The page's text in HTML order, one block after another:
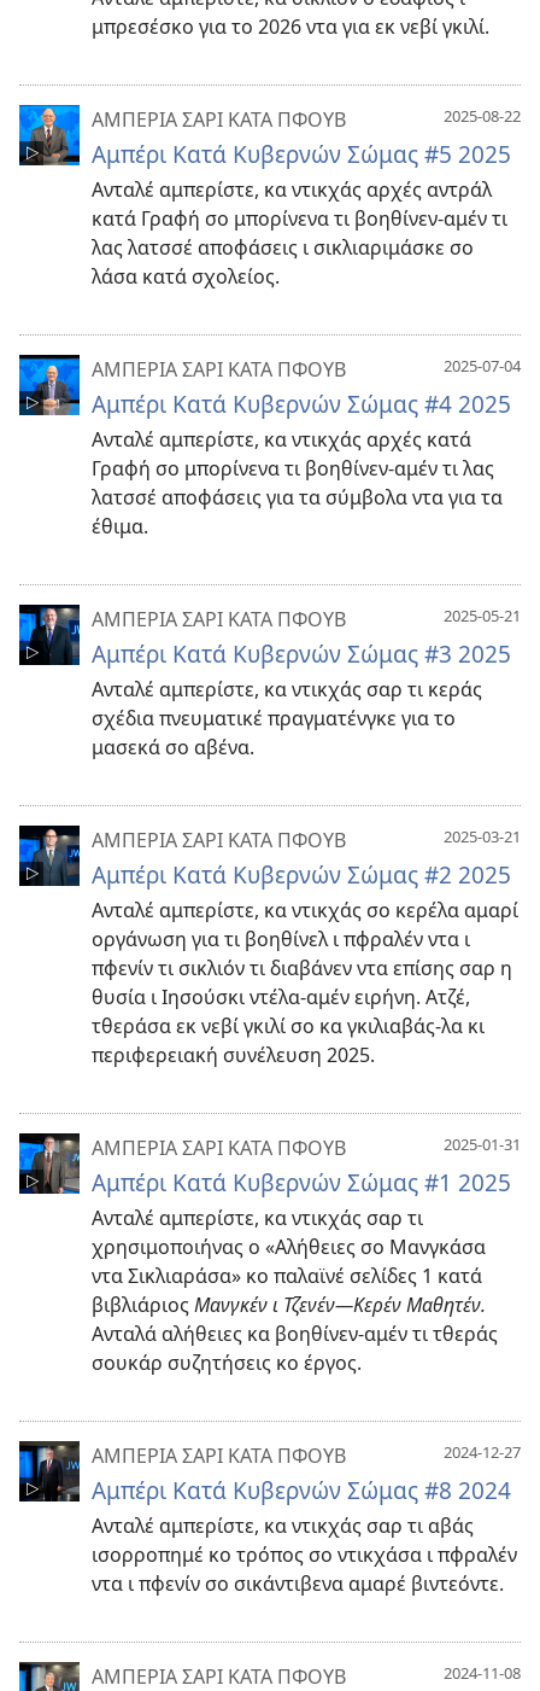
μπρεσέσκο για το 2026 ντα για εκ νεβί γκιλί.
2025-08-22
ΑΜΠΕΡΙΑ ΣΑΡΙ ΚΑΤΑ ΠΦΟΥΒ
Αμπέρι Κατά Κυβερνών Σώμας #5 2025
Ανταλέ αμπερίστε, κα ντικχάς αρχές αντράλ
κατά Γραφή σο μπορίνενα τι βοηθίνεν-αμέν τι
λας λατσσέ αποφάσεις ι σικλιαριμάσκε σο
λάσα κατά σχολείος.
2025-07-04
ΑΜΠΕΡΙΑ ΣΑΡΙ ΚΑΤΑ ΠΦΟΥΒ
Αμπέρι Κατά Κυβερνών Σώμας #4 2025
Ανταλέ αμπερίστε, κα ντικχάς αρχές κατά
Γραφή σο μπορίνενα τι βοηθίνεν-αμέν τι λας
λατσσέ αποφάσεις για τα σύμβολα ντα για τα
έθιμα.
2025-05-21
ΑΜΠΕΡΙΑ ΣΑΡΙ ΚΑΤΑ ΠΦΟΥΒ
Αμπέρι Κατά Κυβερνών Σώμας #3 2025
Ανταλέ αμπερίστε, κα ντικχάς σαρ τι κεράς
σχέδια πνευματικέ πραγματένγκε για το
μασεκά σο αβένα.
2025-03-21
ΑΜΠΕΡΙΑ ΣΑΡΙ ΚΑΤΑ ΠΦΟΥΒ
Αμπέρι Κατά Κυβερνών Σώμας #2 2025
Ανταλέ αμπερίστε, κα ντικχάς σο κερέλα αμαρί
οργάνωση για τι βοηθίνελ ι πφραλέν ντα ι
πφενίν τι σικλιόν τι διαβάνεν ντα επίσης σαρ η
θυσία ι Ιησούσκι ντέλα-αμέν ειρήνη. Ατζέ,
τθεράσα εκ νεβί γκιλί σο κα γκιλιαβάς-λα κι
περιφερειακή συνέλευση 2025.
2025-01-31
ΑΜΠΕΡΙΑ ΣΑΡΙ ΚΑΤΑ ΠΦΟΥΒ
Αμπέρι Κατά Κυβερνών Σώμας #1 2025
Ανταλέ αμπερίστε, κα ντικχάς σαρ τι
χρησιμοποιήνας ο «Αλήθειες σο Μανγκάσα
ντα Σικλιαράσα» κο παλαϊνέ σελίδες 1 κατά
βιβλιάριος Μανγκέν ι Τζενέν—Κερέν Μαθητέν.
Ανταλά αλήθειες κα βοηθίνεν-αμέν τι τθεράς
σουκάρ συζητήσεις κο έργος.
2024-12-27
ΑΜΠΕΡΙΑ ΣΑΡΙ ΚΑΤΑ ΠΦΟΥΒ
Αμπέρι Kατά Κυβερνών Σώμας #8 2024
Ανταλέ αμπερίστε, κα ντικχάς σαρ τι αβάς
ισορροπημέ κο τρόπος σο ντικχάσα ι πφραλέν
ντα ι πφενίν σο σικάντιβενα αμαρέ βιντεόντε.
2024-11-08
ΑΜΠΕΡΙΑ ΣΑΡΙ ΚΑΤΑ ΠΦΟΥΒ